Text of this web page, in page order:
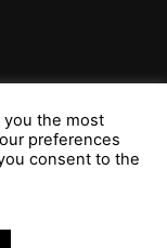
you the most
preferences
consent to the